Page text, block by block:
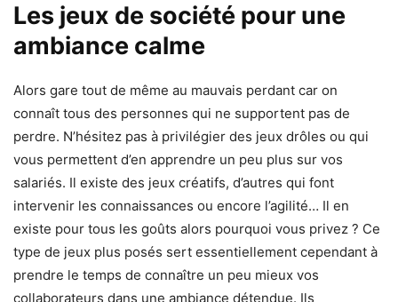
Les jeux de société pour une
ambiance calme
Alors gare tout de même au mauvais perdant car on
connaît tous des personnes qui ne supportent pas de
perdre. N’hésitez pas à privilégier des jeux drôles ou qui
vous permettent d’en apprendre un peu plus sur vos
salariés. Il existe des jeux créatifs, d’autres qui font
intervenir les connaissances ou encore l’agilité… Il en
existe pour tous les goûts alors pourquoi vous privez ? Ce
type de jeux plus posés sert essentiellement cependant à
prendre le temps de connaître un peu mieux vos
collaborateurs dans une ambiance détendue. Ils